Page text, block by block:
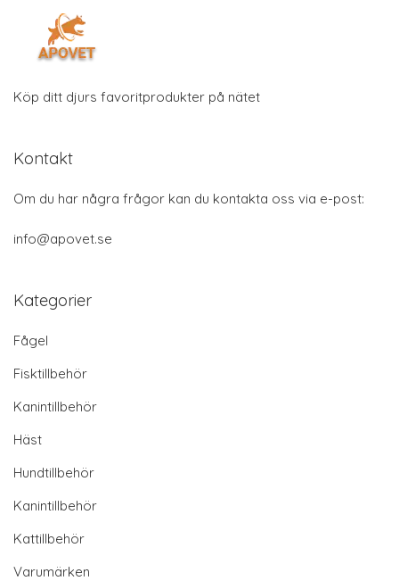
Köp ditt djurs favoritprodukter på nätet
Kontakt
Om du har några frågor kan du kontakta oss via e-post:
info@apovet.se
Kategorier
Fågel
Fisktillbehör
Kanintillbehör
Häst
Hundtillbehör
Kanintillbehör
Kattillbehör
Varumärken